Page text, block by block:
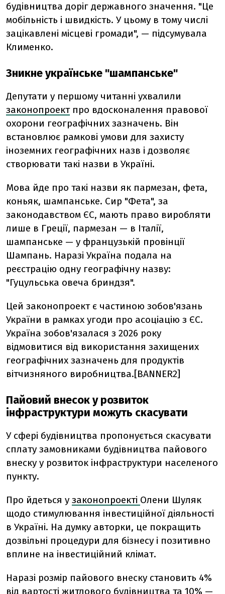
будівництва доріг державного значення. "Це
мобільність і швидкість. У цьому в тому числі
зацікавлені місцеві громади", — підсумувала
Клименко.
Зникне українське "шампанське"
Депутати у першому читанні ухвалили
законопроектпро вдосконалення правової
охорони географічних зазначень. Він
встановлює рамкові умови для захисту
іноземних географічних назв і дозволяє
створювати такі назви в Україні.
Мова йде про такі назви як пармезан, фета,
коньяк, шампанське. Сир "Фета", за
законодавством ЄС, мають право виробляти
лише в Греції, пармезан — в Італії,
шампанське — у французькій провінції
Шампань. Наразі Україна подала на
реєстрацію одну географічну назву:
"Гуцульська овеча бриндзя".
Цей законопроект є частиною зобов'язань
України в рамках угоди про асоціацію з ЄС.
Україна зобов'язалася з 2026 року
відмовитися від використання захищених
географічних зазначень для продуктів
вітчизняного виробництва.[BANNER2]
Пайовий внесок у розвиток
інфраструктури можуть скасувати
У сфері будівництва пропонується скасувати
сплату замовниками будівництва пайового
внеску у розвиток інфраструктури населеного
пункту.
Про йдеться у законопроекті Олени Шуляк
щодо стимулювання інвестиційної діяльності
в Україні. На думку авторки, це покращить
дозвільні процедури для бізнесу і позитивно
вплине на інвестиційний клімат.
Наразі розмір пайового внеску становить 4%
від вартості житлового будівництва та 10% —